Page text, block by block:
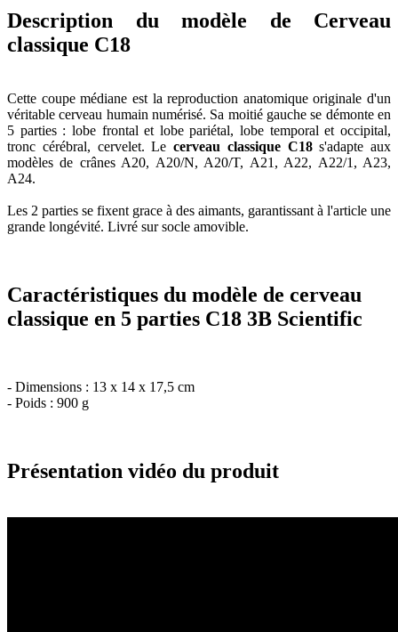
Description du modèle de Cerveau
classique C18
Cette coupe médiane est la reproduction anatomique originale d'un
véritable cerveau humain numérisé. Sa moitié gauche se démonte en
5 parties : lobe frontal et lobe pariétal, lobe temporal et occipital,
tronc cérébral, cervelet. Le cerveau classique C18s'adapte aux
modèles de crânes A20, A20/N, A20/T, A21, A22, A22/1, A23,
A24.
Les 2 parties se fixent grace à des aimants, garantissant à l'article une
grande longévité. Livré sur socle amovible.
Caractéristiques du modèle de cerveau
classique en 5 parties C18 3B Scientific
- Dimensions : 13 x 14 x 17,5 cm
- Poids : 900 g
Présentation vidéo du produit